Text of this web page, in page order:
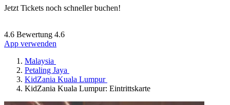
Jetzt Tickets noch schneller buchen!
4.6 Bewertung 4.6
App verwenden
Malaysia
Petaling Jaya
KidZania Kuala Lumpur
KidZania Kuala Lumpur: Eintrittskarte